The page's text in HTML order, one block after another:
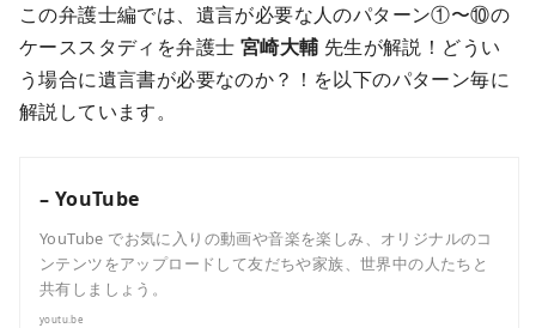
この弁護士編では、遺言が必要な人のパターン①〜⑩の
ケーススタディを弁護士 宮崎大輔 先生が解説！どうい
う場合に遺言書が必要なのか？！を以下のパターン毎に
解説しています。
– YouTube
YouTube でお気に入りの動画や音楽を楽しみ、オリジナルのコ
ンテンツをアップロードして友だちや家族、世界中の人たちと
共有しましょう。
youtu.be